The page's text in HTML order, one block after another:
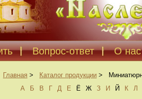
Вопрос-ответ О нас
Главная > Каталог продукции >
А
Б В Г Д Е Ё Ж З И Й К Л